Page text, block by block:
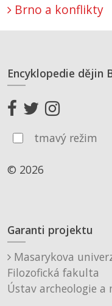
Brno a konflikty
Encyklopedie dějin
tmavý režim
© 2026
Garanti projektu
Masarykova
Filozofická fakulta
Ústav archeologie a